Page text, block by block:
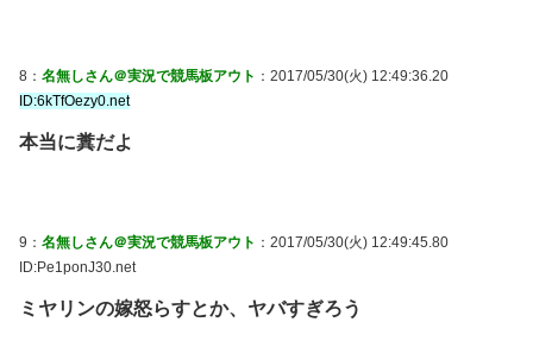
8： 名無しさん＠実況で競馬板アウト ：2017/05/30(火) 12:49:36.20
ID:6kTfOezy0.net
本当に糞だよ
9： 名無しさん＠実況で競馬板アウト ：2017/05/30(火) 12:49:45.80
ID:Pe1ponJ30.net
ミヤリンの嫁怒らすとか、ヤバすぎろう